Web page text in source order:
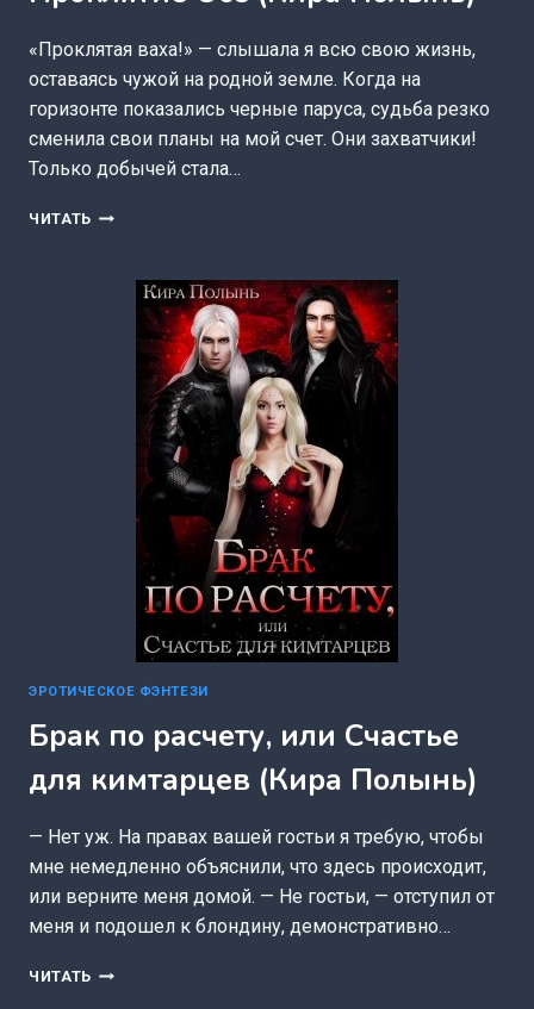
«Проклятая ваха!» — слышала я всю свою жизнь,
оставаясь чужой на родной земле. Когда на
горизонте показались черные паруса, судьба резко
сменила свои планы на мой счет. Они захватчики!
Только добычей стала…
ЧИТАТЬ ПРОКЛЯТИЕ
ПОЛЫНЬ)
ЭРОТИЧЕСКОЕ ФЭНТЕЗИ
Брак по расчету, или Счастье
для кимтарцев (Кира Полынь)
— Нет уж. На правах вашей гостьи я требую, чтобы
мне немедленно объяснили, что здесь происходит,
или верните меня домой. — Не гостьи, — отступил от
меня и подошел к блондину, демонстративно…
ЧИТАТЬ БРАК